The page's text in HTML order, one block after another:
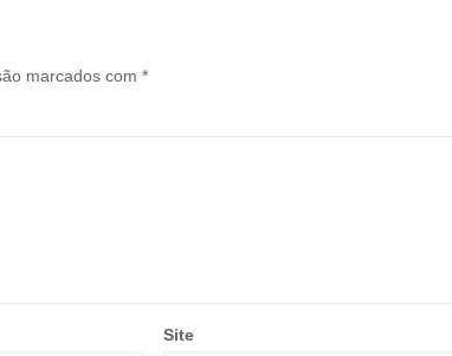
marcados com *
Site